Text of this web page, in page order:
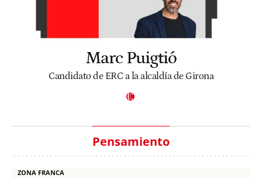
Marc Puigtió
Candidato de ERC a la alcaldía de Girona
Pensamiento
ZONA FRANCA